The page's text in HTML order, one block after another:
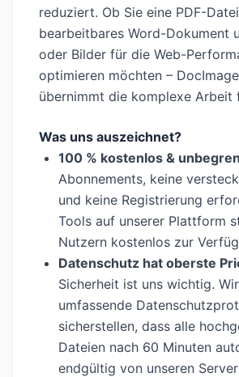
reduziert. Ob Sie eine PDF-
bearbeitbares Word-Dokument
oder Bilder für die Web-
optimieren möchten –
übernimmt die komplexe Arbeit
Was uns auszeichnet?
100 % kostenlos &
Abonnements, keine
und keine Registrierung
Tools auf unserer Plattform
Nutzern kostenlos zur
Datenschutz hat oberste
Sicherheit ist uns wichtig.
umfassende
sicherstellen, dass alle
Dateien nach 60 Minuten
endgültig von unseren